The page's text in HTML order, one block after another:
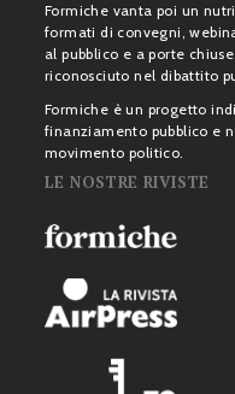
Formiche vanta poi un
formati di convegni,
al pubblico e a porte
riconosciuto nel dibattito
Formiche è un progetto
finanziamento pubblico e
movimento politico.
LE NOSTRE RIVISTE